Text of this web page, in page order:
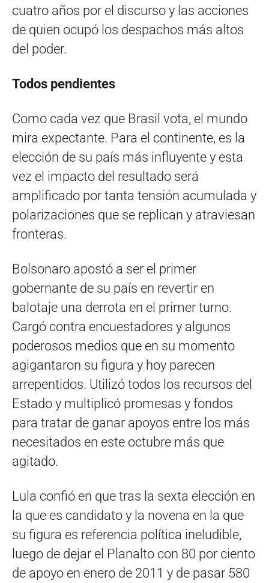
cuatro años por el discurso y las acciones
de quien ocupó los despachos más altos
del poder.
Todos pendientes
Como cada vez que Brasil vota, el mundo
mira expectante. Para el continente, es la
elección de su país más influyente y esta
vez el impacto del resultado será
amplificado por tanta tensión acumulada y
polarizaciones que se replican y atraviesan
fronteras.
Bolsonaro apostó a ser el primer
gobernante de su país en revertir en
balotaje una derrota en el primer turno.
Cargó contra encuestadores y algunos
poderosos medios que en su momento
agigantaron su figura y hoy parecen
arrepentidos. Utilizó todos los recursos del
Estado y multiplicó promesas y fondos
para tratar de ganar apoyos entre los más
necesitados en este octubre más que
agitado.
Lula confió en que tras la sexta elección en
la que es candidato y la novena en la que
su figura es referencia política ineludible,
luego de dejar el Planalto con 80 por ciento
de apoyo en enero de 2011 y de pasar 580